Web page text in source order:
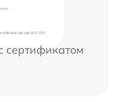
сертификатом